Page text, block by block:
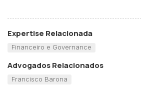
Expertise Relacionada
Financeiro e Governance
Advogados Relacionados
Francisco Barona